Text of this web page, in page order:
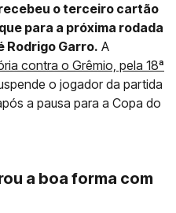
o terceiro cartão
para a próxima rodada
Rodrigo Garro. A
contra o Grêmio, pela 18ª
o jogador da partida
a pausa para a Copa do
a boa forma com